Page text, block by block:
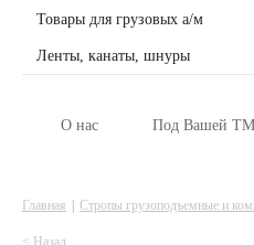
Товары для грузовых а/м
Ленты, канаты, шнуры
О нас Под Вашей ТМ
Главная Стропы грузоподъемные и
< Назад